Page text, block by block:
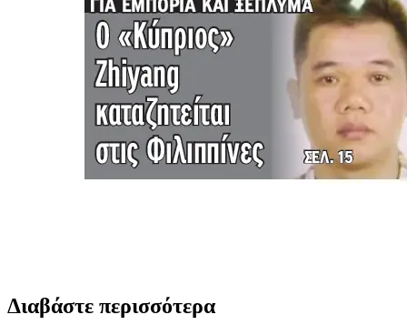
Διαβάστε περισσότερα